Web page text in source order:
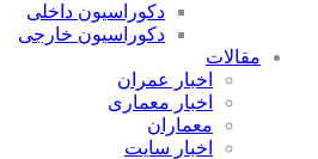
دکوراسیون داخلی
دکوراسیون خارجی
مقالات
اخبار عمران
اخبار معماری
معماران
اخبار سایت